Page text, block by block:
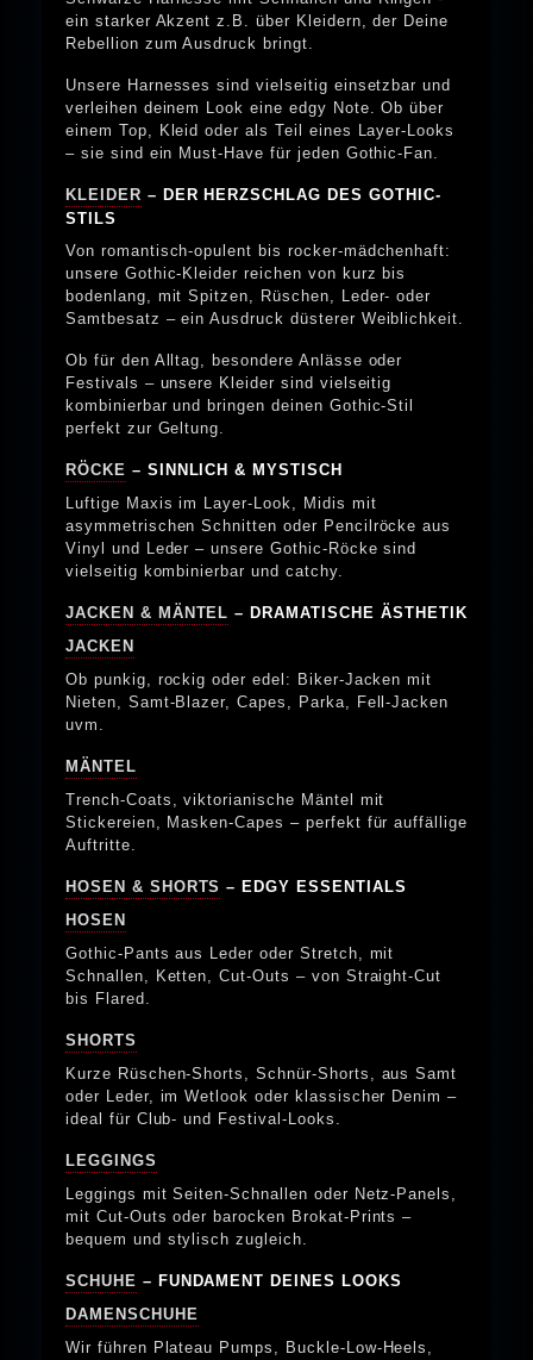
ein starker Akzent z.B. über Kleidern, der Deine
Rebellion zum Ausdruck bringt.
Unsere Harnesses sind vielseitig einsetzbar und
verleihen deinem Look eine edgy Note. Ob über
einem Top, Kleid oder als Teil eines Layer-Looks
– sie sind ein Must-Have für jeden Gothic-Fan.
KLEIDER – DER HERZSCHLAG DES GOTHIC-
STILS
Von romantisch-opulent bis rocker-mädchenhaft:
unsere Gothic-Kleider reichen von kurz bis
bodenlang, mit Spitzen, Rüschen, Leder- oder
Samtbesatz – ein Ausdruck düsterer Weiblichkeit.
Ob für den Alltag, besondere Anlässe oder
Festivals – unsere Kleider sind vielseitig
kombinierbar und bringen deinen Gothic-Stil
perfekt zur Geltung.
RÖCKE – SINNLICH & MYSTISCH
Luftige Maxis im Layer-Look, Midis mit
asymmetrischen Schnitten oder Pencilröcke aus
Vinyl und Leder – unsere Gothic-Röcke sind
vielseitig kombinierbar und catchy.
JACKEN & MÄNTEL – DRAMATISCHE ÄSTHETIK
JACKEN
Ob punkig, rockig oder edel: Biker-Jacken mit
Nieten, Samt-Blazer, Capes, Parka, Fell-Jacken
uvm.
MÄNTEL
Trench-Coats, viktorianische Mäntel mit
Stickereien, Masken-Capes – perfekt für auffällige
Auftritte.
HOSEN & SHORTS – EDGY ESSENTIALS
HOSEN
Gothic-Pants aus Leder oder Stretch, mit
Schnallen, Ketten, Cut-Outs – von Straight-Cut
bis Flared.
SHORTS
Kurze Rüschen-Shorts, Schnür-Shorts, aus Samt
oder Leder, im Wetlook oder klassischer Denim –
ideal für Club- und Festival-Looks.
LEGGINGS
Leggings mit Seiten-Schnallen oder Netz-Panels,
mit Cut-Outs oder barocken Brokat-Prints –
bequem und stylisch zugleich.
SCHUHE – FUNDAMENT DEINES LOOKS
DAMENSCHUHE
Wir führen Plateau Pumps, Buckle-Low-Heels,